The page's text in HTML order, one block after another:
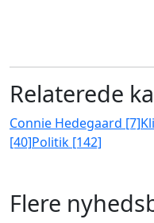
Relaterede
Connie Hedegaard [7]
[40]Politik [142]
Flere